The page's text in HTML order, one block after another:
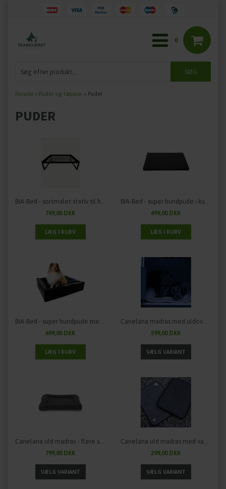
0
Forside » Puder og tæpper » Puder
PUDER
BIA-Bed - sortmalet stativ til hundepude
749,00 DKK
BIA-Bed - super hundpude i kunstlæder
499,00 DKK
BIA-Bed - super hundpude med kanter i kunstlæder
699,00 DKK
Canelana madras med uldoverflade - ideel til transportburet - flere størrelser
599,00 DKK
Canelana uld madras - flere størrelser
799,00 DKK
Canelana uld madras med vandtæt underside - flere størrelser
299,00 DKK